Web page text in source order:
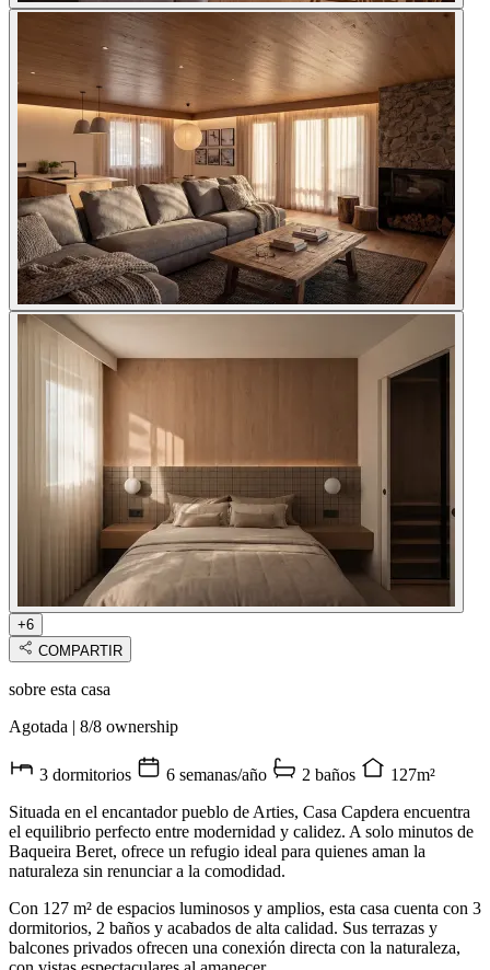
+6
COMPARTIR
sobre esta casa
Agotada | 8/8 ownership
3 dormitorios 6 semanas/año 2 baños
127m²
Situada en el encantador pueblo de Arties, Casa Capdera encuentra
el equilibrio perfecto entre modernidad y calidez. A solo minutos de
Baqueira Beret, ofrece un refugio ideal para quienes aman la
naturaleza sin renunciar a la comodidad.
Con 127 m² de espacios luminosos y amplios, esta casa cuenta con 3
dormitorios, 2 baños y acabados de alta calidad. Sus terrazas y
balcones privados ofrecen una conexión directa con la naturaleza,